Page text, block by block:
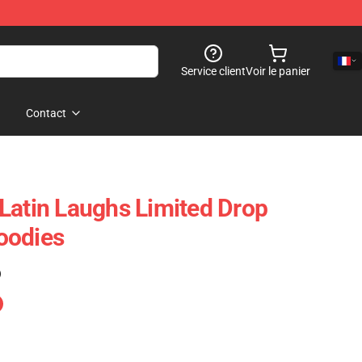
Service clientVoir le panier
Contact
Laughs Limited Drop